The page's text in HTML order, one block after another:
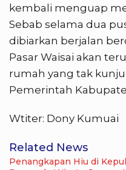
kembali menguap
Sebab selama dua
dibiarkan berjalan
Pasar Waisai akan
rumah yang tak
Pemerintah
Wtiter: Dony Kumuai
Related News
Penangkapan Hiu di